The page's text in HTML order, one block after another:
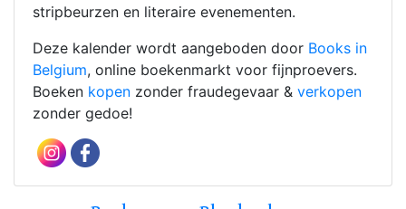
stripbeurzen en literaire evenementen.
Deze kalender wordt aangeboden door Books in
Belgium, online boekenmarkt voor fijnproevers.
Boeken kopen zonder fraudegevaar & verkopen
zonder gedoe!